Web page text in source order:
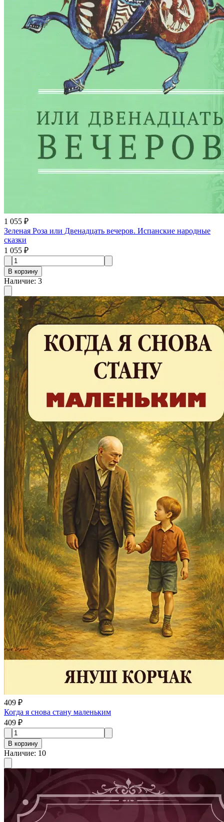
1 055 ₽
Зеленая Роза или Двенадцать вечеров. Испанские народные
сказки
1 055 ₽
В корзину
Наличие: 3
409 ₽
Когда я снова стану маленьким
409 ₽
В корзину
Наличие: 10